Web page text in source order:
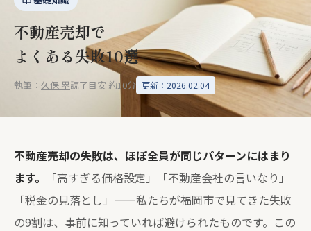
不動産売却で
よくある失敗10選
執筆： 久保 塁読了目安 約10分 更新：2026.02.04
不動産売却の失敗は、ほぼ全員が同じパターンにはまり
ます。
「高すぎる価格設定」「不動産会社の言いなり」
「税金の見落とし」——私たちが福岡市で見てきた失敗
の9割は、事前に知っていれば避けられたものです。この